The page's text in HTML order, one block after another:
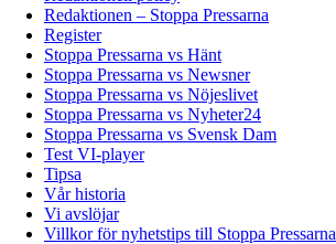
Redaktionen – Stoppa Pressarna
Register
Stoppa Pressarna vs Hänt
Stoppa Pressarna vs Newsner
Stoppa Pressarna vs Nöjeslivet
Stoppa Pressarna vs Nyheter24
Stoppa Pressarna vs Svensk Dam
Test VI-player
Tipsa
Vår historia
Vi avslöjar
Villkor för nyhetstips till Stoppa Pressarna